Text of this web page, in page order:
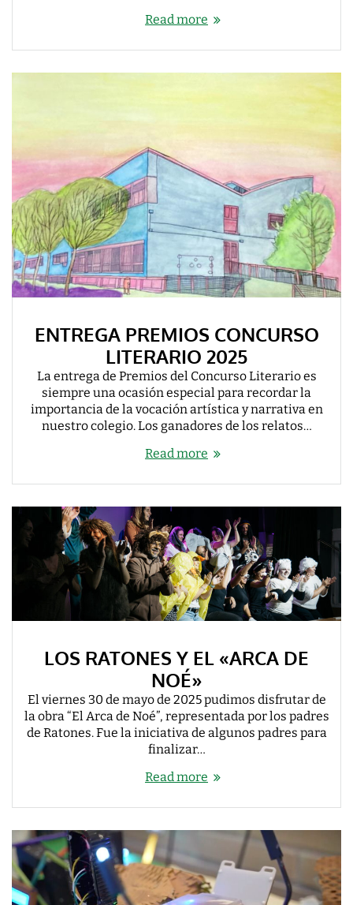
Read more
ENTREGA PREMIOS CONCURSO
LITERARIO 2025
La entrega de Premios del Concurso Literario es
siempre una ocasión especial para recordar la
importancia de la vocación artística y narrativa en
nuestro colegio. Los ganadores de los relatos…
Read more
LOS RATONES Y EL «ARCA DE
NOÉ»
El viernes 30 de mayo de 2025 pudimos disfrutar de
la obra “El Arca de Noé”, representada por los padres
de Ratones. Fue la iniciativa de algunos padres para
finalizar…
Read more